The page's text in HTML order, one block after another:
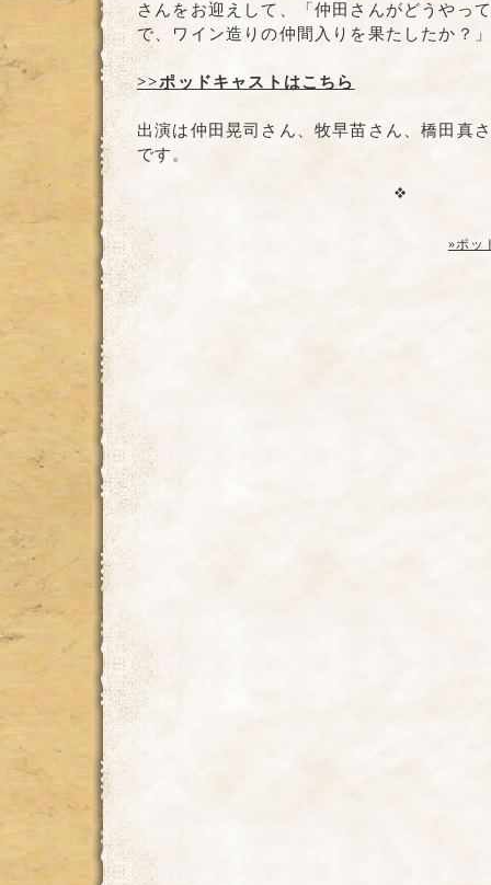
さんをお迎えして、「仲田さんがどうやっ
で、ワイン造りの仲間入りを果たしたか？
>>ポッドキャストはこちら
出演は仲田晃司さん、牧早苗さん、橋田真
です。
»ポッ